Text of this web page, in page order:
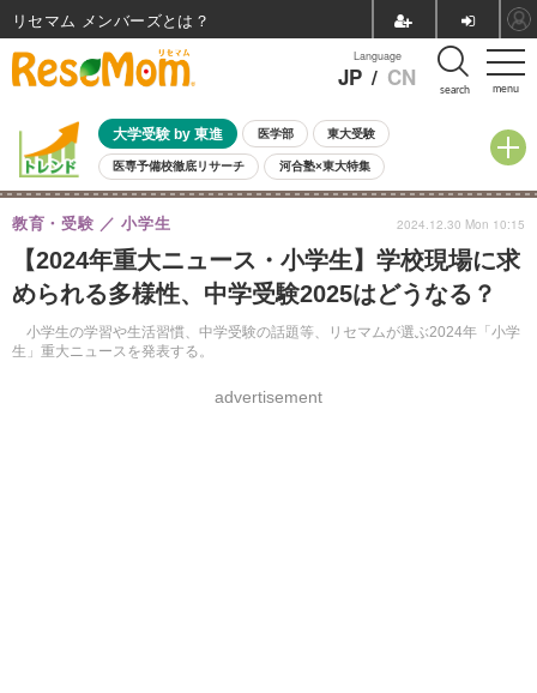
menu
Language
JP / CN search
大学受験 by 東進 医学部 東大受験
医専予備校徹底リサーチ 河合塾×東大特集
親子で考える大学選び 高校受験 中学受験 小学校受験
共通テスト 夏休み
8月開催イベント・WS 全国公立高校 過去問 人気記事
自由研究教材（小学生向け） 自由研究教材（中学生向け） ランキング
【2024年重大ニュース・小学生】学校現場に求
められる多様性、中学受験2025はどうなる？
小学生の学習や生活習慣、中学受験の話題等、リセマムが選ぶ2024年「小学
生」重大ニュースを発表する。
教育・受験 小学生
advertisement
2024.12.30 Mon 10:15
リセマム メンバーズ